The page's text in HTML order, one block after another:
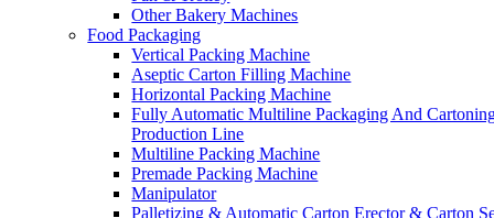
Other Bakery Machines
Food Packaging
Vertical Packing Machine
Aseptic Carton Filling Machine
Horizontal Packing Machine
Fully Automatic Multiline Packaging And
Production Line
Multiline Packing Machine
Premade Packing Machine
Manipulator
Palletizing & Automatic Carton Erector & Carton